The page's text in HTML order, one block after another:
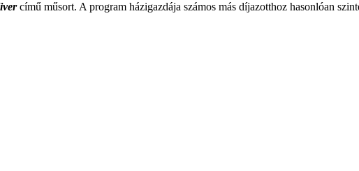
című műsort. A program házigazdája számos más díjazotthoz hasonlóan